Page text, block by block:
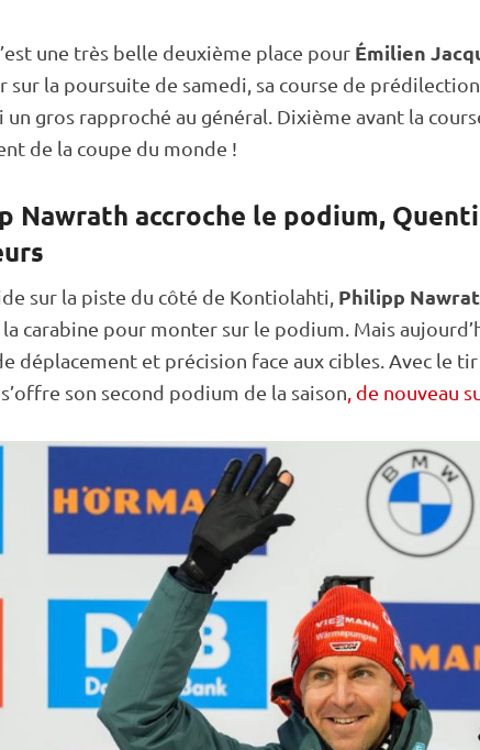
une très belle deuxième place pour Émilien
sur la poursuite de samedi, sa course de
un gros rapproché au général. Dixième avant la
de la coupe du monde !
Nawrath accroche le podium,
sur la piste du côté de Kontiolahti Philipp
carabine pour monter sur le podium. Mais
déplacement et précision face aux cibles. Avec le
son second podium de la saison , de nouveau